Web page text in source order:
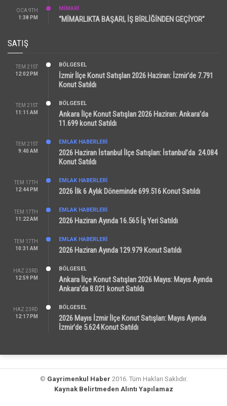
OCA 9TH
1:38 PM
MİMARİ
“MİMARLIKTA BAŞARI, İŞ BİRLİĞİNDEN GEÇİYOR”
SATIŞ
TEM 21ST
12:02 PM
BÖLGESEL
İzmir İlçe Konut Satışları 2026 Haziran: İzmir’de 7.791
Konut Satıldı
TEM 21ST
11:11 AM
BÖLGESEL
Ankara İlçe Konut Satışları 2026 Haziran: Ankara’da
11.699 konut Satıldı
TEM 21ST
9:40 AM
EMLAK HABERLERI
2026 Haziran İstanbul İlçe Satışları: İstanbul’da 24.084
Konut Satıldı
TEM 17TH
12:44 PM
EMLAK HABERLERI
2026 İlk 6 Aylık Döneminde 699.516 Konut Satıldı
TEM 17TH
11:22 AM
EMLAK HABERLERI
2026 Haziran Ayında 16.565 İş Yeri Satıldı
TEM 17TH
10:31 AM
EMLAK HABERLERI
2026 Haziran Ayında 129.979 Konut Satıldı
HAZ 23RD
12:59 PM
BÖLGESEL
Ankara İlçe Konut Satışları 2026 Mayıs: Mayıs Ayında
Ankara’da 8.021 konut Satıldı
HAZ 23RD
12:17 PM
BÖLGESEL
2026 Mayıs İzmir İlçe Konut Satışları: Mayıs Ayında
İzmir’de 5.624 Konut Satıldı
© Gayrimenkul Haber 2016. Tüm Hakları Saklıdır.
Kaynak Belirtmeden Alıntı Yapılamaz